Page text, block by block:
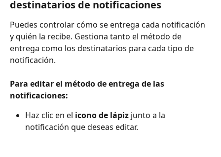
destinatarios de notificaciones
Puedes controlar cómo se entrega cada notificación
y quién la recibe. Gestiona tanto el método de
entrega como los destinatarios para cada tipo de
notificación.
Para editar el método de entrega de las
notificaciones:
Haz clic en el icono de lápiz junto a la
notificación que deseas editar.